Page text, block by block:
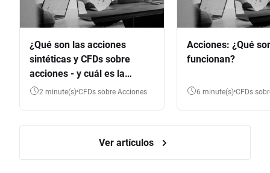
¿Qué son las acciones
sintéticas y CFDs sobre
acciones - y cuál es la
diferencia?
2 minute(s) CFDs sobre Acciones
Acciones: ¿Qué
funcionan?
6 minute(s) CFDs
Ver artículos